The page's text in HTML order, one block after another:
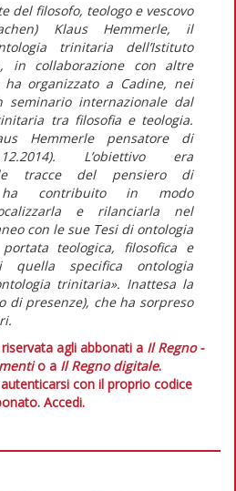
del filosofo, teologo e vescovo
Klaus Hemmerle, il
trinitaria dell’Istituto
in collaborazione con altre
ha organizzato a Cadine, nei
internazionale dal
tra filosofia e teologia.
Hemmerle pensatore di
L’obiettivo era
tracce del pensiero di
ha contribuito in modo
e rilanciarla nel
con le sue Tesi di ontologia
teologica, filosofica e
quella specifica ontologia
trinitaria». Inattesa la
di presenze), che ha sorpreso
agli abbonati a Il Regno -
o a Il Regno digitale.
con il proprio codice
Accedi.